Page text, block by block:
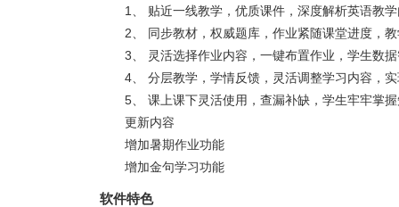
1、 贴近一线教学，优质课件，深度解析英语教
2、 同步教材，权威题库，作业紧随课堂进度，
3、 灵活选择作业内容，一键布置作业，学生数
4、 分层教学，学情反馈，灵活调整学习内容，
5、 课上课下灵活使用，查漏补缺，学生牢牢掌
更新内容
增加暑期作业功能
增加金句学习功能
软件特色